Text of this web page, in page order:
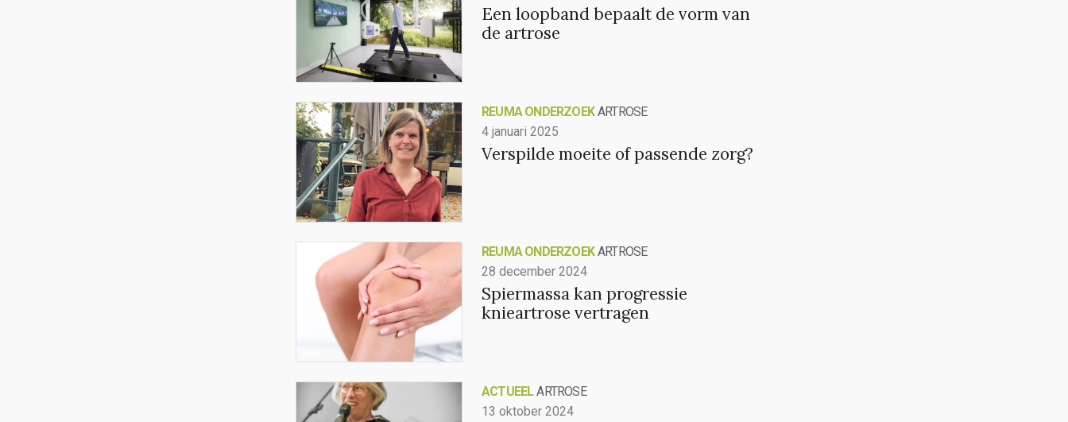
Een loopband bepaalt de vorm van
de artrose
REUMA ONDERZOEK ARTROSE
4 januari 2025
Verspilde moeite of passende zorg?
REUMA ONDERZOEK ARTROSE
28 december 2024
Spiermassa kan progressie
knieartrose vertragen
ACTUEEL ARTROSE
13 oktober 2024